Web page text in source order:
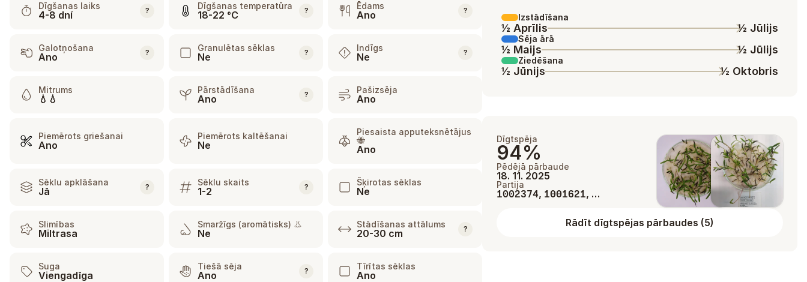
Dīgšanas laiks
4-8 dní ? Dīgšanas temperatūra
18-22 °C ? Ēdams
Ano ?
Galotņošana
Ano ? Granulētas sēklas
Ne ? Indīgs
Ne ?
Mitrums
💧💧
Pārstādīšana
Ano ? Pašizsēja
Ano
Piemērots griešanai
Ano
Piemērots kaltēšanai
Ne
Piesaista apputeksnētājus
🐝
Ano
Sēklu apklāšana
Jā ? Sēklu skaits
1-2 ? Šķirotas sēklas
Ne
Slimības
Miltrasa
Smaržīgs (aromātisks) 👃
Ne
Stādīšanas attālums
20-30 cm ?
Suga
Viengadīga
Tiešā sēja
Ano ? Tīrītas sēklas
Ano
Izstādīšana
½ Aprīlis ½ Jūlijs
Sēja ārā
½ Maijs ½ Jūlijs
Ziedēšana
½ Jūnijs ½ Oktobris
Dīgtspēja
94%
Pēdējā pārbaude
18. 11. 2025
Partija
1002374, 1001621, …
Rādīt dīgtspējas pārbaudes (5)